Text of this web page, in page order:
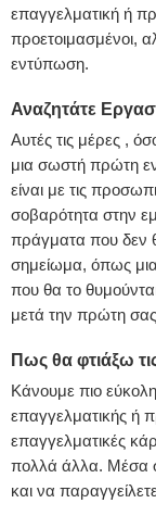
επαγγελματική ή
προετοιμασμένοι,
εντύπωση.
Αναζητάτε
Αυτές τις μέρες ,
μια σωστή πρώτη
είναι με τις
σοβαρότητα στην
πράγματα που δεν
σημείωμα, όπως
που θα το
μετά την πρώτη
Πως θα φτιάξω
Κάνουμε πιο
επαγγελματικής ή
επαγγελματικές
πολλά άλλα. Μέσα
και να